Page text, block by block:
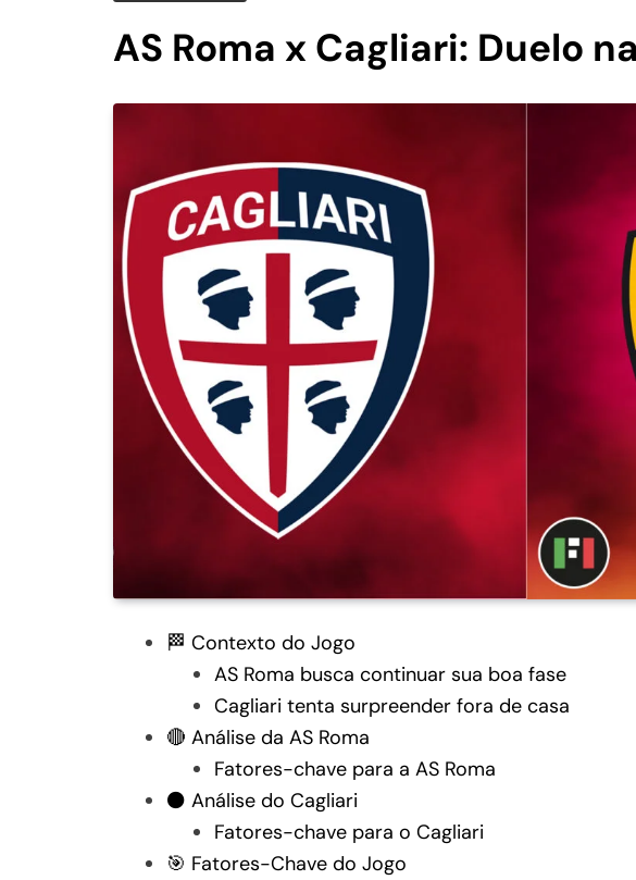
AS Roma x Cagliari: Duelo
🏁 Contexto do Jogo
AS Roma busca continuar sua boa fase
Cagliari tenta surpreender fora de casa
🔴 Análise da AS Roma
Fatores-chave para a AS Roma
⚫ Análise do Cagliari
Fatores-chave para o Cagliari
🎯 Fatores-Chave do Jogo